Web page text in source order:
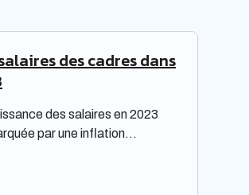
des cadres dans
des salaires en 2023
par une inflation
de rémunération. « Face à